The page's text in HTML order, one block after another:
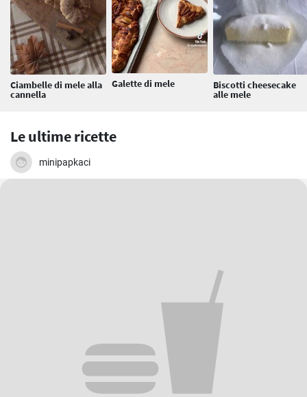
Ciambelle di mele alla
cannella
Galette di mele Biscotti cheesecake
alle mele
Le ultime ricette
minipapkaci